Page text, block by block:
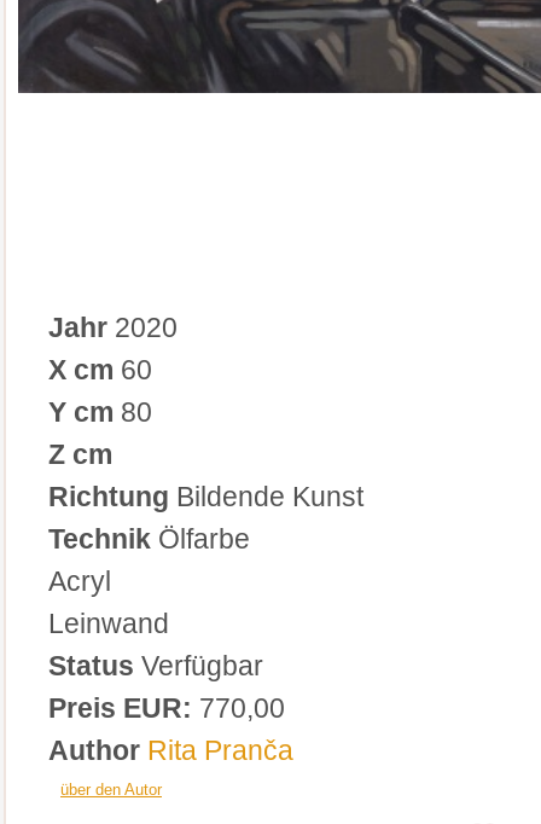
Jahr 2020
X cm 60
Y cm 80
Z cm
Richtung Bildende Kunst
Technik Ölfarbe
Acryl
Leinwand
Status Verfügbar
Preis EUR: 770,00
Author Rita Pranča
über den Autor